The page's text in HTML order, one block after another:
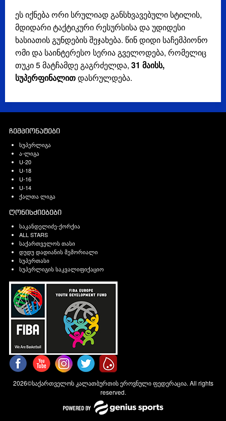
ეს იქნება ორი სრულიად განსხვავებული სტილის,
მდიდარი ტაქტიკური რესურსისა და უდიდესი
ხასიათის გუნდების შეჯახება. წინ დიდი საჩემპიონო
ომი და საინტერესო სერია გველოდება, რომელიც
თუკი 5 მატჩამდე გაგრძელდა, 31 მაისს,
სუპერფინალითდასრულდება.
ჩემპიონატები
სუპერლიგა
ა-ლიგა
U-20
U-18
U-16
U-14
ქალთა ლიგა
ღონისძიებები
საკანდელიძე-ქორქია
ALL STARS
საქართველოს თასი
დუდუ დადიანის მემორიალი
სუპერთასი
სუპერლიგის საკვალიფიქაციო
2026©საქართველოს კალათბურთის ეროვნული ფედერაცია. All rights
reserved.